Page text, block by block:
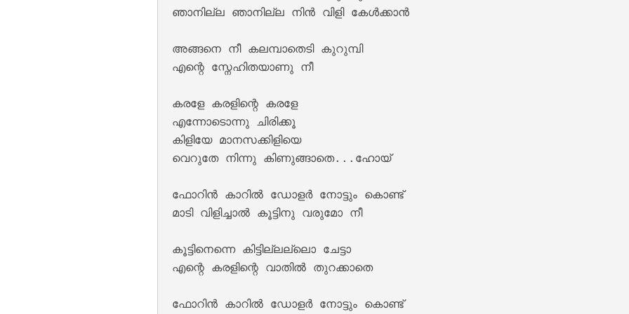
Kulirillam Vaazhum Lyrics – Jalolsavam [2004]
ഞാനില്ല ഞാനില്ല നിൻ വിളി കേൾക്കാൻ
അങ്ങനെ നീ കലമ്പാതെടി കുറുമ്പി
എന്റെ സ്നേഹിതയാണു നീ
കരളേ കരളിന്റെ കരളേ
എന്നോടൊന്നു ചിരിക്കൂ
കിളിയേ മാനസക്കിളിയെ
വെറുതേ നിന്നു കിണുങ്ങാതെ...ഹോയ്
ഫോറിൻ കാറിൽ ഡോളർ നോട്ടും കൊണ്ട്‌
മാടി വിളിച്ചാൽ കൂട്ടിനു വരുമോ നീ
കൂട്ടിനെന്നെ കിട്ടില്ലല്ലൊ ചേട്ടാ
എന്റെ കരളിന്റെ വാതിൽ തുറക്കാതെ
ഫോറിൻ കാറിൽ ഡോളർ നോട്ടും കൊണ്ട്‌